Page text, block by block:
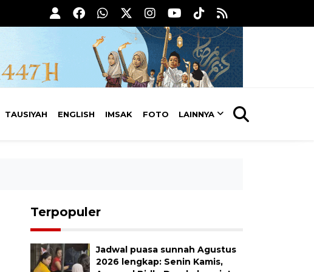
TAUSIYAH ENGLISH IMSAK FOTO LAINNYA
Terpopuler
Jadwal puasa sunnah Agustus
2026 lengkap: Senin Kamis,